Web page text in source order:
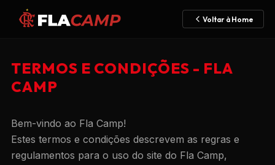
Voltar à Home
TERMOS E CONDIÇÕES - FLA
CAMP
Bem-vindo ao Fla Camp!
Estes termos e condições descrevem as regras e
regulamentos para o uso do site do Fla Camp,